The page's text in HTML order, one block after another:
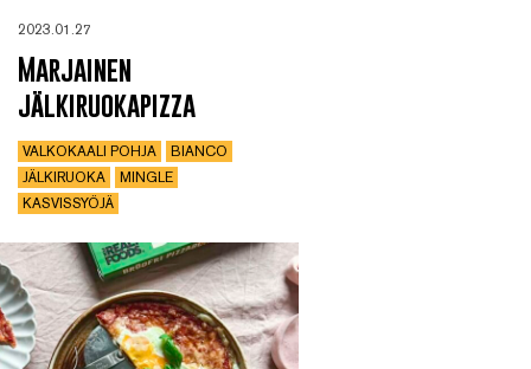
2023.01.27
Marjainen
jälkiruokapizza
VALKOKAALI POHJA
BIANCO
JÄLKIRUOKA
MINGLE
KASVISSYÖJÄ